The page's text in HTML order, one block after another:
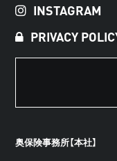
INSTAGRAM
PRIVACY
奥保険事務所【本社】